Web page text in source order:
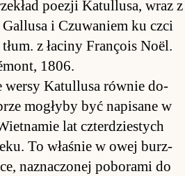
po­ezji Ka­tul­lu­sa, wraz z
i Czuwaniem ku czci
z łaciny François Noël.
1806.
wersy Ka­tul­lusa rów­nie do­
mo­głyby być na­pisane w
lat czter­dzie­stych
To wła­śnie w owej burz­
na­zna­czonej po­bo­rami do